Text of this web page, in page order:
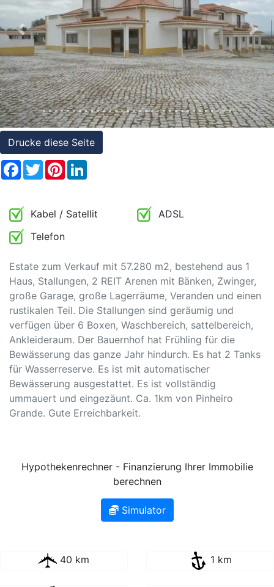
Referenzen
Immobilien
und
Steuerrecht
Previous Next
Drucke diese Seite
Facebook
TwitterPinterest
Kabel / Satellit
ADSL
Telefon
Estate zum Verkauf mit 57.280 m2, bestehend aus 1
Haus, Stallungen, 2 REIT Arenen mit Bänken, Zwinger,
große Garage, große Lagerräume, Veranden und einen
rustikalen Teil. Die Stallungen sind geräumig und
verfügen über 6 Boxen, Waschbereich, sattelbereich,
Ankleideraum. Der Bauernhof hat Frühling für die
Bewässerung das ganze Jahr hindurch. Es hat 2 Tanks
für Wasserreserve. Es ist mit automatischer
Bewässerung ausgestattet. Es ist vollständig
ummauert und eingezäunt. Ca. 1km von Pinheiro
Grande. Gute Erreichbarkeit.
Hypothekenrechner - Finanzierung Ihrer Immobilie
berechnen
Simulator
40 km 1 km